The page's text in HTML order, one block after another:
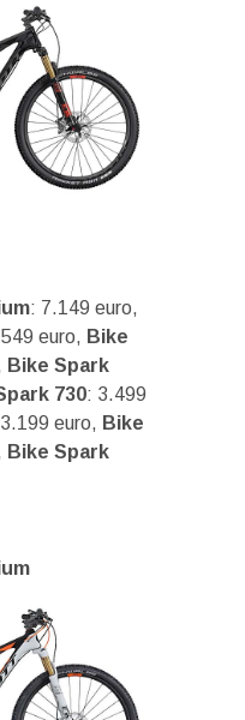
: 7.149 euro,
euro, Bike
Bike Spark
730: 3.499
euro, Bike
Bike Spark